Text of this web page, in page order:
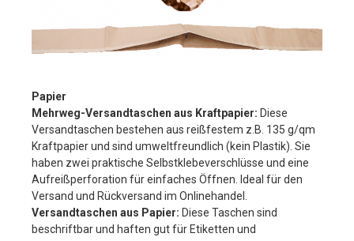
Papier
Mehrweg-Versandtaschen aus Kraftpapier: Diese
Versandtaschen bestehen aus reißfestem z.B. 135 g/qm
Kraftpapier und sind umweltfreundlich (kein Plastik). Sie
haben zwei praktische Selbstklebeverschlüsse und eine
Aufreißperforation für einfaches Öffnen. Ideal für den
Versand und Rückversand im Onlinehandel.
Versandtaschen aus Papier: Diese Taschen sind
beschriftbar und haften gut für Etiketten und